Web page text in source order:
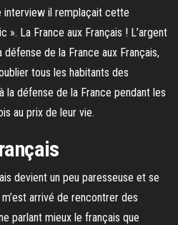
interview il remplaçait cette
». La France aux Français ! L’argent
défense de la France aux Français,
tous les habitants des
la défense de la France pendant les
au prix de leur vie.
devient un peu paresseuse et se
arrivé de rencontrer des
parlant mieux le français que